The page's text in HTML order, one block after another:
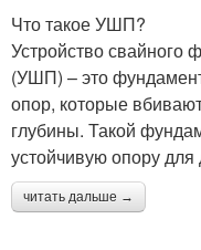
Что такое УШП?
Устройство свайного
(УШП) – это
опор, которые
глубины. Такой
устойчивую опору для
читать дальше →